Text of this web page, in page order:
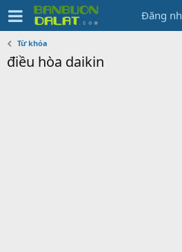
Đăng
Từ khóa
điều hòa daikin